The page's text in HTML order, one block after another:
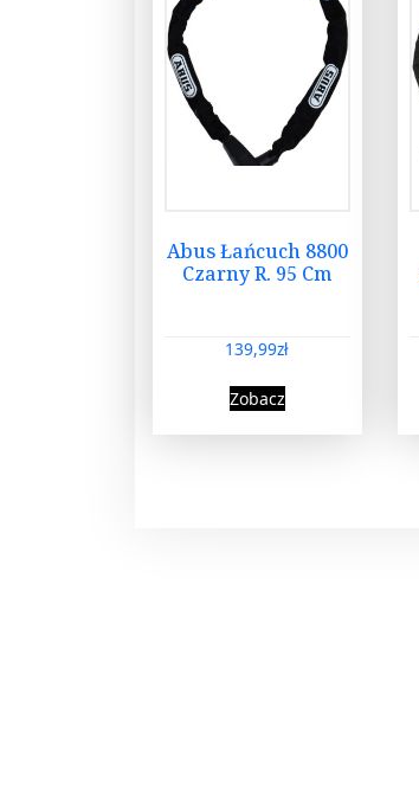
Abus Łańcuch 8800
Czarny R. 95 Cm
139,99zł
Zobacz